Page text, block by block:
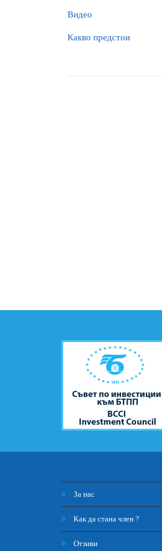
Видео
Какво предстои
За нас
Как да стана член ?
Отзиви